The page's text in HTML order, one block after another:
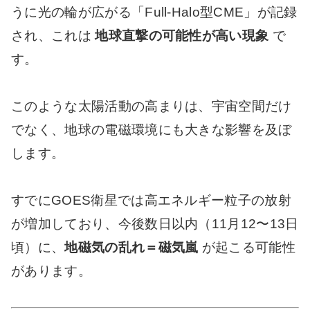
うに光の輪が広がる「Full-Halo型CME」が記録
され、これは地球直撃の可能性が高い現象 で
す。
このような太陽活動の高まりは、宇宙空間だけ
でなく、地球の電磁環境にも大きな影響を及ぼ
します。
すでにGOES衛星では高エネルギー粒子の放射
が増加しており、今後数日以内（11月12〜13日
頃）に、地磁気の乱れ＝磁気嵐 が起こる可能性
があります。